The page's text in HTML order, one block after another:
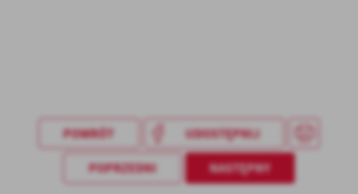
POWRÓT UDOSTĘPNIJ
POPRZEDNI NASTĘPNY